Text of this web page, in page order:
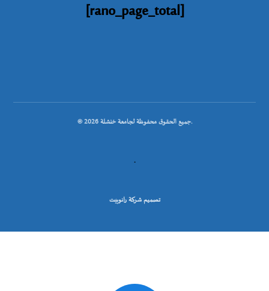
[rano_page_total]
© جميع الحقوق محفوظة لجامعة خنشلة 2026.
.
تصميم شركة رانوبيت